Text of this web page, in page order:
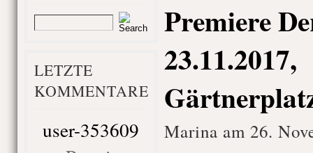
LETZTE
KOMMENTARE
user-353609
Premiere
23.11.2017,
Marina am 26.